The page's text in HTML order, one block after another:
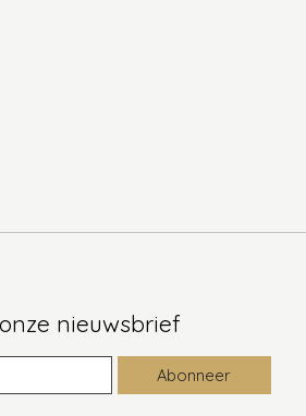
nieuwsbrief
Abonneer